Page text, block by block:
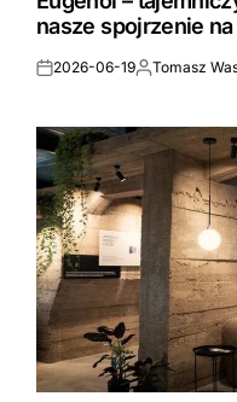
nasze spojrzenie
Posted
2026-06-19Posted
Tomasz